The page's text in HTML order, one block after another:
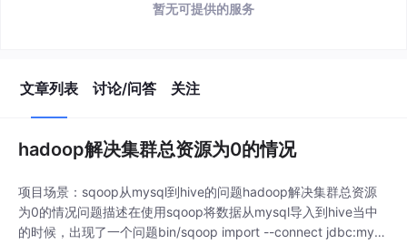
暂无可提供的服务
文章列表 讨论/问答 关注
hadoop解决集群总资源为0的情况
项目场景：sqoop从mysql到hive的问题hadoop解决集群总资源
为0的情况问题描述在使用sqoop将数据从mysql导入到hive当中
的时候，出现了一个问题bin/sqoop import --connect jdbc:mysq